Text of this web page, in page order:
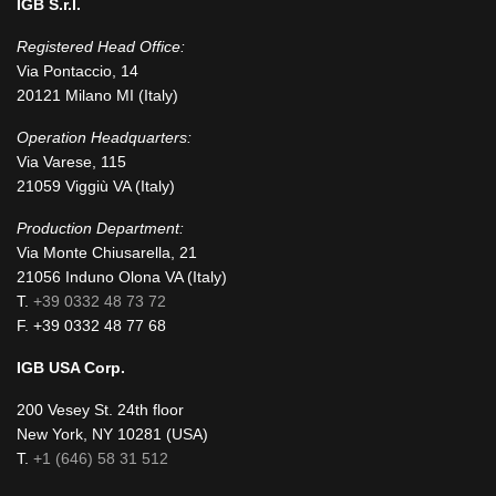
IGB S.r.l.
Registered Head Office:
Via Pontaccio, 14
20121 Milano MI (Italy)
Operation Headquarters:
Via Varese, 115
21059 Viggiù VA (Italy)
Production Department:
Via Monte Chiusarella, 21
21056 Induno Olona VA (Italy)
T. +39 0332 48 73 72
F. +39 0332 48 77 68
IGB USA Corp.
200 Vesey St. 24th floor
New York, NY 10281 (USA)
T. +1 (646) 58 31 512